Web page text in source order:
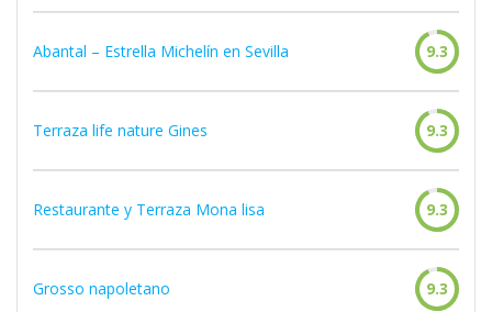
Abantal – Estrella Michelín en Sevilla 9.3
Terraza life nature Gines 9.3
Restaurante y Terraza Mona lisa 9.3
Grosso napoletano 9.3